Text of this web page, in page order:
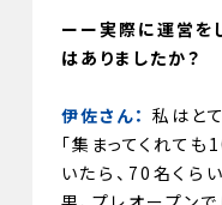
ーー実際に運営を
はありましたか？
伊佐さん： 私はと
「集まってくれて
いたら、70名くら